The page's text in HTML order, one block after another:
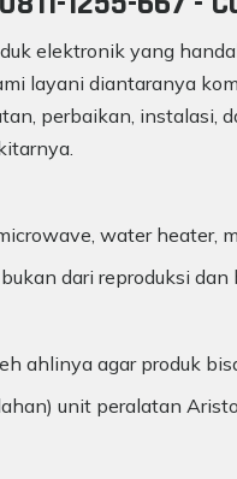
elektronik yang
layani diantaranya
perbaikan, instalasi,
water heater,
dari reproduksi dan
ahlinya agar produk
unit peralatan